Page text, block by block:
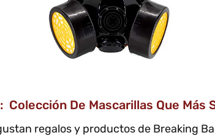
Colección De Mascarillas Que Más
regalos y productos de Breaking